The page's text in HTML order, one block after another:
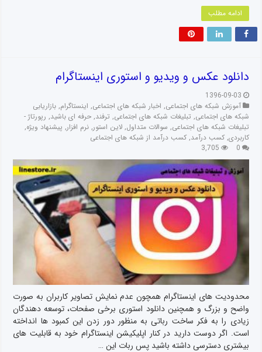
ادامه مطلب
دانلود عکس و ویدیو و استوری اینستاگرام
1396-09-03
آموزش شبکه های اجتماعی, اخبار شبکه های اجتماعی, اینستاگرام, بازاریابی
شبکه های اجتماعی, تبلیغات شبکه های اجتماعی, ترفند, حرفه ای باشید, رپورتاژ -
تبلیغات شبکه های اجتماعی, سوالات متداول, لاین استور, نرم افزار, پیشنهاد ویژه,
کاربردی, کسب درآمد, کسب درآمد از شبکه های اجتماعی
0
3,705
محدودیت های اینستاگرام همچون عدم نمایش تصاویر کاربران به صورت
واضح و بزرگ و همچنین دانلود استوری برخی صفحات، توسعه دهندگان
زیادی را به فکر ساخت رباتی به منظور دور زدن این کمبود ها انداخته
است. اگر دوست دارید در کنار اپلیکیشن اینستاگرام خود به قابلیت های
بیشتری دسترسی داشته باشید پس ربات این …